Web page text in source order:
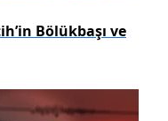
Bölükbaşı ve